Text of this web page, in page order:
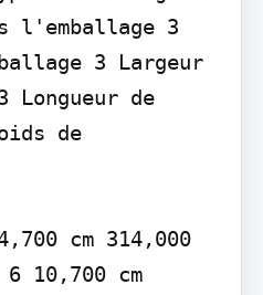
l'emballage 3
3 Largeur
Longueur de
de
cm 314,000
6 10,700 cm